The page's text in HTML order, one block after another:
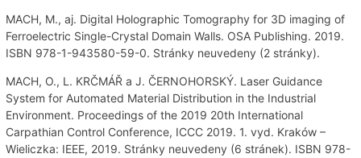
MACH, M., aj. Digital Holographic Tomography for 3D imaging of
Ferroelectric Single-Crystal Domain Walls. OSA Publishing. 2019.
ISBN 978-1-943580-59-0. Stránky neuvedeny (2 stránky).
MACH, O., L. KRČMÁŘ a J. ČERNOHORSKÝ. Laser Guidance
System for Automated Material Distribution in the Industrial
Environment. Proceedings of the 2019 20th International
Carpathian Control Conference, ICCC 2019. 1. vyd. Kraków –
Wieliczka: IEEE, 2019. Stránky neuvedeny (6 stránek). ISBN 978-